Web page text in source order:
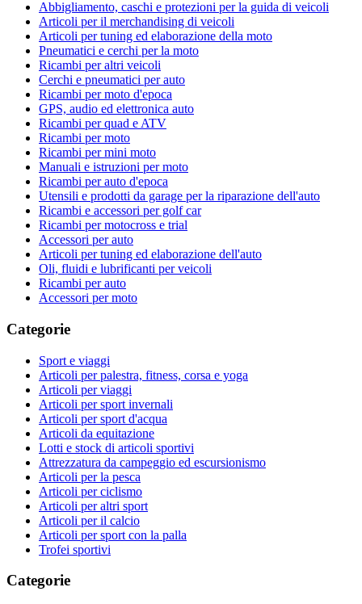
Abbigliamento, caschi e protezioni per la guida di veicoli
Articoli per il merchandising di veicoli
Articoli per tuning ed elaborazione della moto
Pneumatici e cerchi per la moto
Ricambi per altri veicoli
Cerchi e pneumatici per auto
Ricambi per moto d'epoca
GPS, audio ed elettronica auto
Ricambi per quad e ATV
Ricambi per moto
Ricambi per mini moto
Manuali e istruzioni per moto
Ricambi per auto d'epoca
Utensili e prodotti da garage per la riparazione dell'auto
Ricambi e accessori per golf car
Ricambi per motocross e trial
Accessori per auto
Articoli per tuning ed elaborazione dell'auto
Oli, fluidi e lubrificanti per veicoli
Ricambi per auto
Accessori per moto
Categorie
Sport e viaggi
Articoli per palestra, fitness, corsa e yoga
Articoli per viaggi
Articoli per sport invernali
Articoli per sport d'acqua
Articoli da equitazione
Lotti e stock di articoli sportivi
Attrezzatura da campeggio ed escursionismo
Articoli per la pesca
Articoli per ciclismo
Articoli per altri sport
Articoli per il calcio
Articoli per sport con la palla
Trofei sportivi
Categorie